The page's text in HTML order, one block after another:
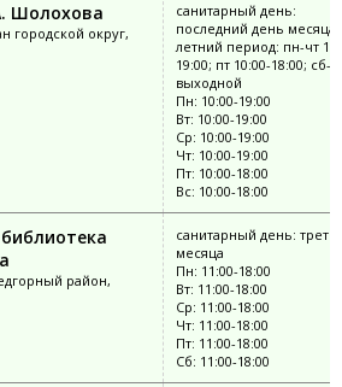
Шолохова
городской округ,
санитарный день:
последний день месяца;
летний период: пн-чт
19:00; пт 10:00-18:00; сб-
выходной
Пн: 10:00-19:00
Вт: 10:00-19:00
Ср: 10:00-19:00
Чт: 10:00-19:00
Пт: 10:00-18:00
Вс: 10:00-18:00
район,
санитарный день:
месяца
Пн: 11:00-18:00
Вт: 11:00-18:00
Ср: 11:00-18:00
Чт: 11:00-18:00
Пт: 11:00-18:00
Сб: 11:00-18:00